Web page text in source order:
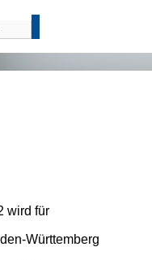
wird für
Württemberg